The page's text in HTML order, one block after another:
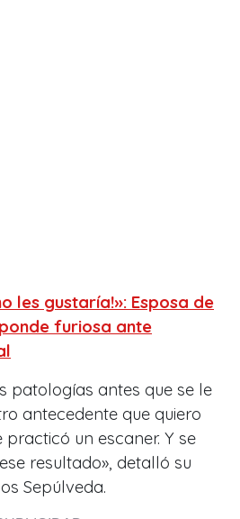
les gustaría!»: Esposa de
furiosa ante
patologías antes que se le
antecedente que quiero
un escaner. Y se
resultado», detalló su
Sepúlveda.